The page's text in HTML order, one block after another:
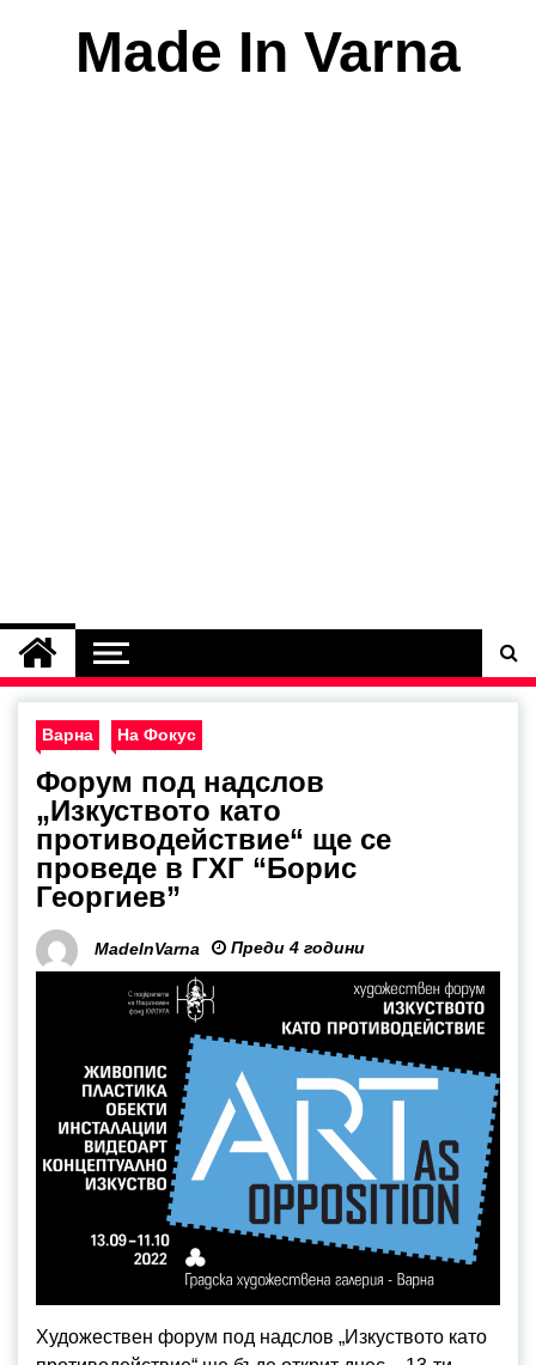
Made In Varna
Варна На Фокус
Форум под надслов
„Изкуството като
противодействие“ ще се
проведе в ГХГ “Борис
Георгиев”
MadeInVarna Преди 4 години
Художествен форум под надслов „Изкуството като